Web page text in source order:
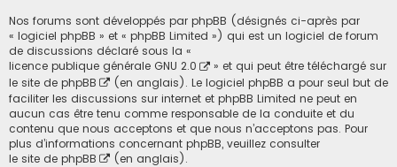
Nos forums sont développés par phpBB (désignés ci-après par
« logiciel phpBB » et « phpBB Limited ») qui est un logiciel de forum
de discussions déclaré sous la «
licence publique générale GNU 2.0
» et qui peut être téléchargé sur
le site de phpBB
(en anglais). Le logiciel phpBB a pour seul but de
faciliter les discussions sur internet et phpBB Limited ne peut en
aucun cas être tenu comme responsable de la conduite et du
contenu que nous acceptons et que nous n’acceptons pas. Pour
plus d’informations concernant phpBB, veuillez consulter
le site de phpBB
(en anglais).